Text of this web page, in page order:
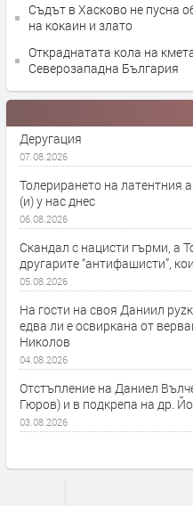
Съдът в Хасково не пусна
на кокаин и злато
Откраднатата кола на
Северозападна България
Деругация
07.08.2026
Толерирането на латентния
(и) у нас днес
06.08.2026
Скандал с нацисти гърми, а
другарите “антифашисти”,
05.08.2026
На гости на своя Даниил
едва ли е освиркана от
Николов
04.08.2026
Отстъпление на Даниел
Гюров) и в подкрепа на др.
03.08.2026